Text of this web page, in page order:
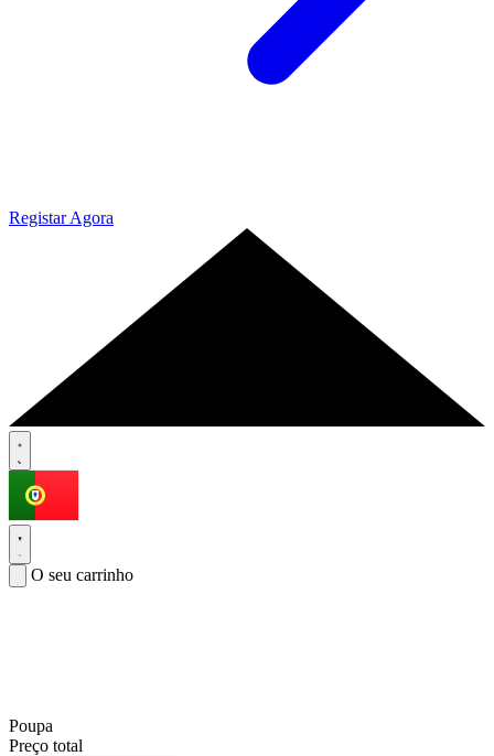
Registar Agora
O seu carrinho
Poupa
Preço total